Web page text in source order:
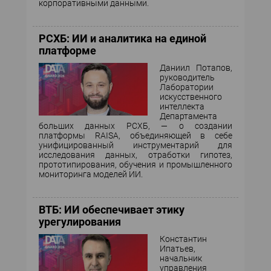
корпоративными данными.
РСХБ: ИИ и аналитика на единой
платформе
Даниил Потапов,
руководитель
Лаборатории
искусственного
интеллекта
Департамента
больших данных РСХБ, — о создании
платформы RAISA, объединяющей в себе
унифицированный инструментарий для
исследования данных, отработки гипотез,
прототипирования, обучения и промышленного
мониторинга моделей ИИ.
ВТБ: ИИ обеспечивает этику
урегулирования
Константин
Ипатьев,
начальник
управления